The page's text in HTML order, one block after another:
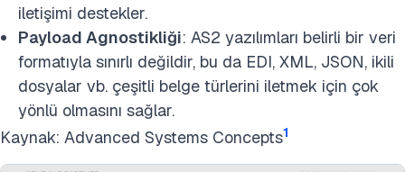
iletişimi destekler.
Payload Agnostikliği: AS2 yazılımları belirli bir veri
formatıyla sınırlı değildir, bu da EDI, XML, JSON, ikili
dosyalar vb. çeşitli belge türlerini iletmek için çok
yönlü olmasını sağlar.
Kaynak: Advanced Systems Concepts1